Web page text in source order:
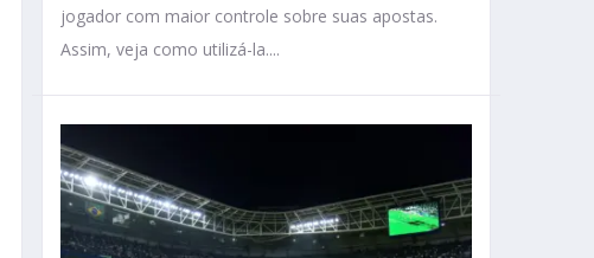
jogador com maior controle sobre suas apostas.
Assim, veja como utilizá-la....